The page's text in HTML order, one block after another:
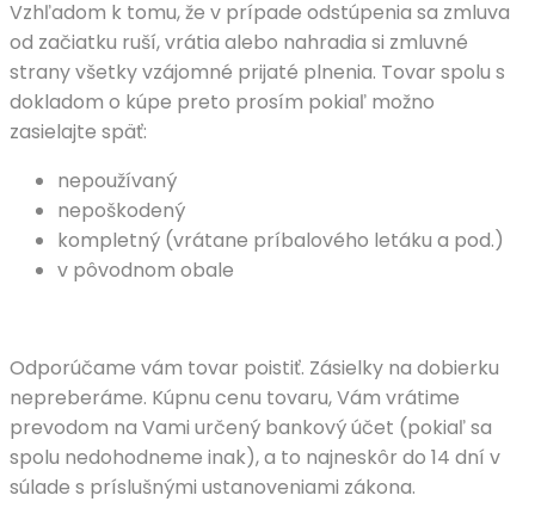
Vzhľadom k tomu, že v prípade odstúpenia sa zmluva
od začiatku ruší, vrátia alebo nahradia si zmluvné
strany všetky vzájomné prijaté plnenia. Tovar spolu s
dokladom o kúpe preto prosím pokiaľ možno
zasielajte späť:
nepoužívaný
nepoškodený
kompletný (vrátane príbalového letáku a pod.)
v pôvodnom obale
Odporúčame vám tovar poistiť. Zásielky na dobierku
nepreberáme. Kúpnu cenu tovaru, Vám vrátime
prevodom na Vami určený bankový účet (pokiaľ sa
spolu nedohodneme inak), a to najneskôr do 14 dní v
súlade s príslušnými ustanoveniami zákona.